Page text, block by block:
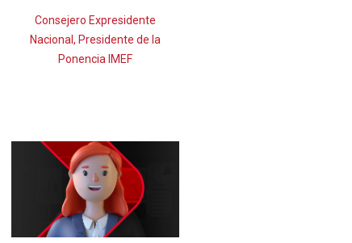
Consejero Expresidente
Nacional, Presidente de la
Ponencia IMEF